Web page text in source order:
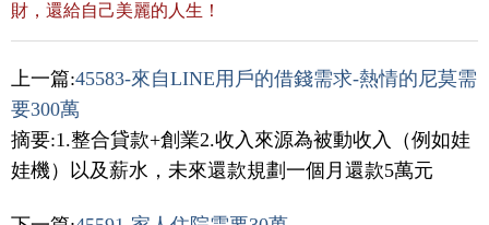
財，還給自己美麗的人生！
上一篇:45583-來自LINE用戶的借錢需求-熱情的尼莫需
要300萬
摘要:1.整合貸款+創業2.收入來源為被動收入（例如娃
娃機）以及薪水，未來還款規劃一個月還款5萬元